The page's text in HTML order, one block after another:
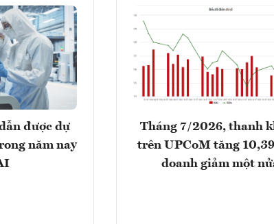
được dự
năm nay
Tháng 7/2026, thanh
trên UPCoM tăng
doanh giảm một